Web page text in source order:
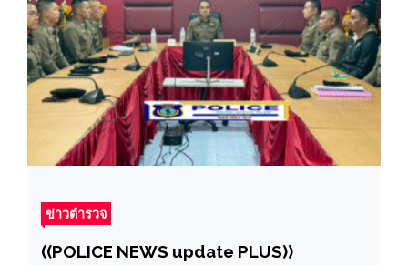
ข่าวตำรวจ
((POLICE NEWS update PLUS))